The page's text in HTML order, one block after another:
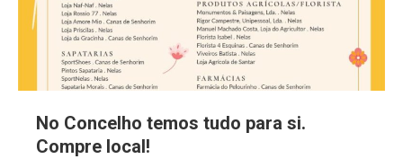
No Concelho temos tudo para si.
Compre local!